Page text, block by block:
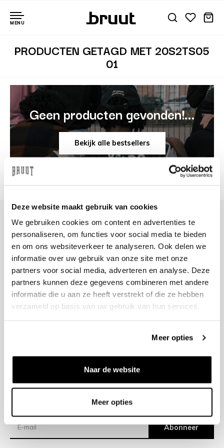
Deze website maakt gebruik van cookies
We gebruiken cookies om content en advertenties te
personaliseren, om functies voor social media te bieden
en om ons websiteverkeer te analyseren. Ook delen we
informatie over uw gebruik van onze site met onze
partners voor social media, adverteren en analyse. Deze
partners kunnen deze gegevens combineren met andere
informatie die u aan ze heeft verstrekt of die ze hebben
verzameld op basis van uw gebruik van hun services.
Meer opties
Naar de website
Meer opties
MENU
PRODUCTEN GETAGD MET 20S2TS05
01
Geen producten gevonden!...
Bekijk alle bestsellers
+31 23 205 2006
info@bruut.nl
Contact Formulier
Open 11:00 - 18:30
OPENINGSTIJDEN
Verzending
Abonneer